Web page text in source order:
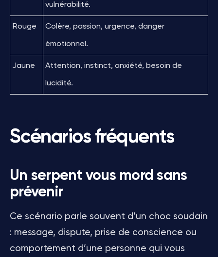
vulnérabilité.
Rouge Colère, passion, urgence, danger
émotionnel.
Jaune Attention, instinct, anxiété, besoin de
lucidité.
Scénarios fréquents
Un serpent vous mord sans
prévenir
Ce scénario parle souvent d’un choc soudain
: message, dispute, prise de conscience ou
comportement d’une personne qui vous